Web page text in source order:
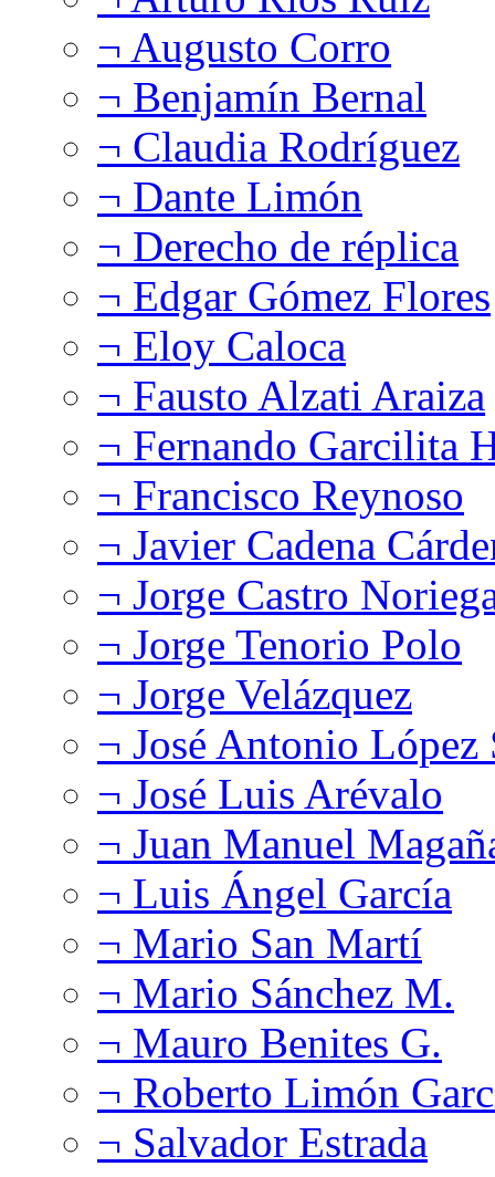
¬ Augusto Corro
¬ Benjamín Bernal
¬ Claudia Rodríguez
¬ Dante Limón
¬ Derecho de réplica
¬ Edgar Gómez Flores
¬ Eloy Caloca
¬ Fausto Alzati Araiza
¬ Fernando Garcilita
¬ Francisco Reynoso
¬ Javier Cadena
¬ Jorge Castro
¬ Jorge Tenorio Polo
¬ Jorge Velázquez
¬ José Antonio López
¬ José Luis Arévalo
¬ Juan Manuel
¬ Luis Ángel García
¬ Mario San Martí
¬ Mario Sánchez M.
¬ Mauro Benites G.
¬ Roberto Limón
¬ Salvador Estrada